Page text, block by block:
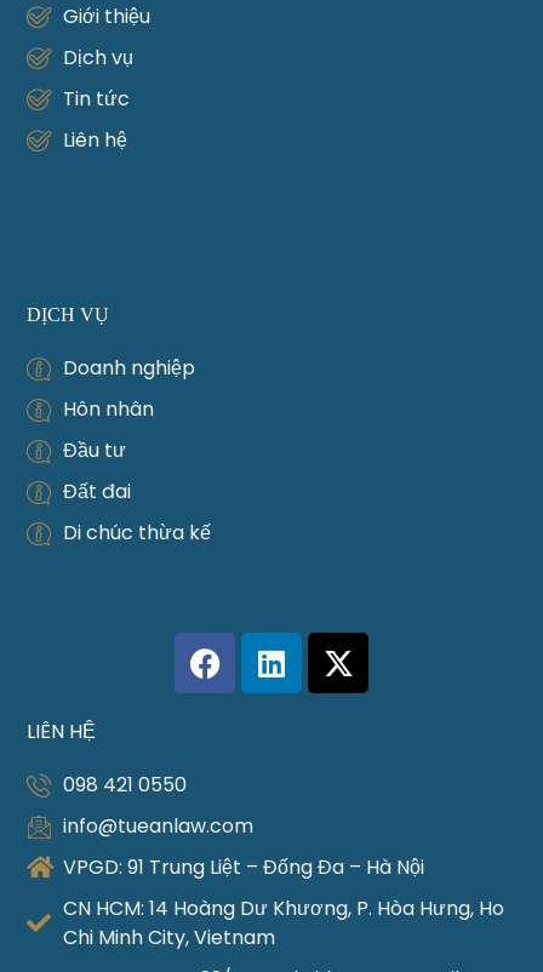
Giới thiệu
Dịch vụ
Tin tức
Liên hệ
DỊCH VỤ
Doanh nghiệp
Hôn nhân
Đầu tư
Đất đai
Di chúc thừa kế
LIÊN HỆ
098 421 0550
info@tueanlaw.com
VPGD: 91 Trung Liệt – Đống Đa – Hà Nội
CN HCM: 14 Hoàng Dư Khương, P. Hòa Hưng, Ho
Chi Minh City, Vietnam